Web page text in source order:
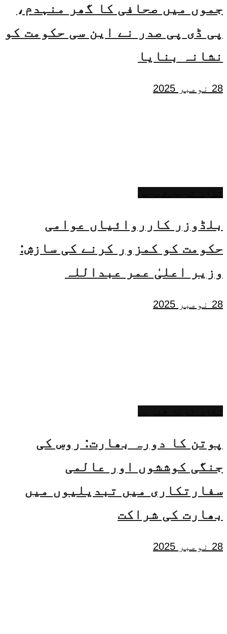
جموں میں صحافی کا گھر منہدم،
پی ڈی پی صدر نے این سی حکومت کو
نشانہ بنایا
28 نومبر 2025
بلڈوزر کارروائیاں عوامی
حکومت کو کمزور کرنے کی سازش:
وزیر اعلیٰ عمر عبداللہ
28 نومبر 2025
پوتن کا دورہ بھارت: روس کی
جنگی کوششوں اور عالمی
سفارتکاری میں تبدیلیوں میں
بھارت کی شراکت
28 نومبر 2025